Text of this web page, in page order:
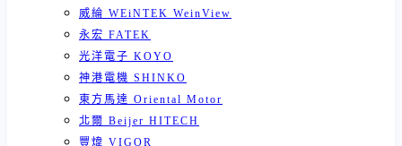
威綸 WEiNTEK WeinView
永宏 FATEK
光洋電子 KOYO
神港電機 SHINKO
東方馬達 Oriental Motor
北爾 Beijer HITECH
豐煒 VIGOR